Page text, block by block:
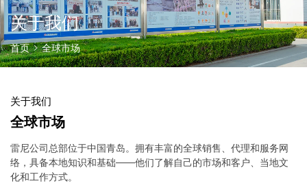
关于我们
首页 全球市场
关于我们
全球市场
雷尼公司总部位于中国青岛。拥有丰富的全球销售、代理和服务网
络，具备本地知识和基础——他们了解自己的市场和客户、当地文
化和工作方式。